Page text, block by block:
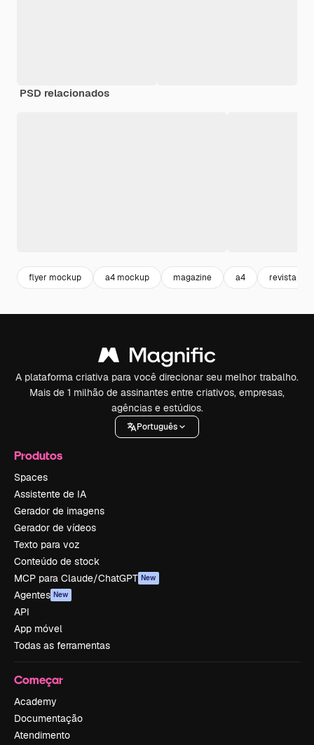
PSD relacionados
flyer mockup a4 mockup magazine a4 revista
A plataforma criativa para você direcionar seu melhor trabalho.
Mais de 1 milhão de assinantes entre criativos, empresas,
agências e estúdios.
Português
Produtos
Spaces
Assistente de IA
Gerador de imagens
Gerador de vídeos
Texto para voz
Conteúdo de stock
MCP para Claude/ChatGPT New
Agentes New
API
App móvel
Todas as ferramentas
Começar
Academy
Documentação
Atendimento